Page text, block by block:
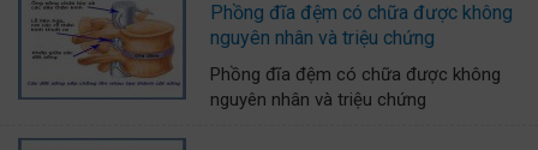
Phồng đĩa đệm có chữa được không
nguyên nhân và triệu chứng
Phồng đĩa đệm có chữa được không
nguyên nhân và triệu chứng